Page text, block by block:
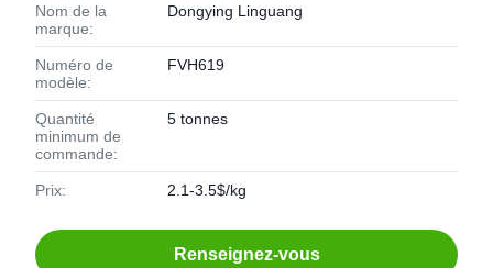
Nom de la
marque:
Dongying Linguang
Numéro de
modèle:
FVH619
Quantité
minimum de
commande:
5 tonnes
Prix: 2.1-3.5$/kg
Renseignez-vous